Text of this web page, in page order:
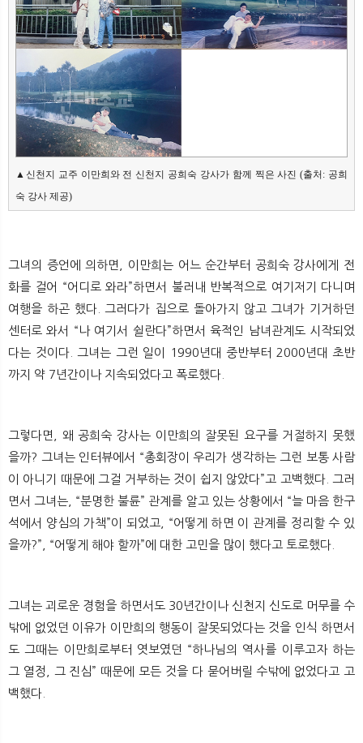
▲신천지 교주 이만희와 전 신천지 공희숙 강사가 함께 찍은 사진 (출처: 공희
숙 강사 제공)
그녀의 증언에 의하면, 이만희는 어느 순간부터 공희숙 강사에게 전
화를 걸어 “어디로 와라”하면서 불러내 반복적으로 여기저기 다니며
여행을 하곤 했다. 그러다가 집으로 돌아가지 않고 그녀가 기거하던
센터로 와서 “나 여기서 쉴란다”하면서 육적인 남녀관계도 시작되었
다는 것이다. 그녀는 그런 일이 1990년대 중반부터 2000년대 초반
까지 약 7년간이나 지속되었다고 폭로했다.
그렇다면, 왜 공희숙 강사는 이만희의 잘못된 요구를 거절하지 못했
을까? 그녀는 인터뷰에서 “총회장이 우리가 생각하는 그런 보통 사람
이 아니기 때문에 그걸 거부하는 것이 쉽지 않았다”고 고백했다. 그러
면서 그녀는, “분명한 불륜” 관계를 알고 있는 상황에서 “늘 마음 한구
석에서 양심의 가책”이 되었고, “어떻게 하면 이 관계를 정리할 수 있
을까?”, “어떻게 해야 할까”에 대한 고민을 많이 했다고 토로했다.
그녀는 괴로운 경험을 하면서도 30년간이나 신천지 신도로 머무를 수
밖에 없었던 이유가 이만희의 행동이 잘못되었다는 것을 인식 하면서
도 그때는 이만희로부터 엿보였던 “하나님의 역사를 이루고자 하는
그 열정, 그 진심” 때문에 모든 것을 다 묻어버릴 수밖에 없었다고 고
백했다.